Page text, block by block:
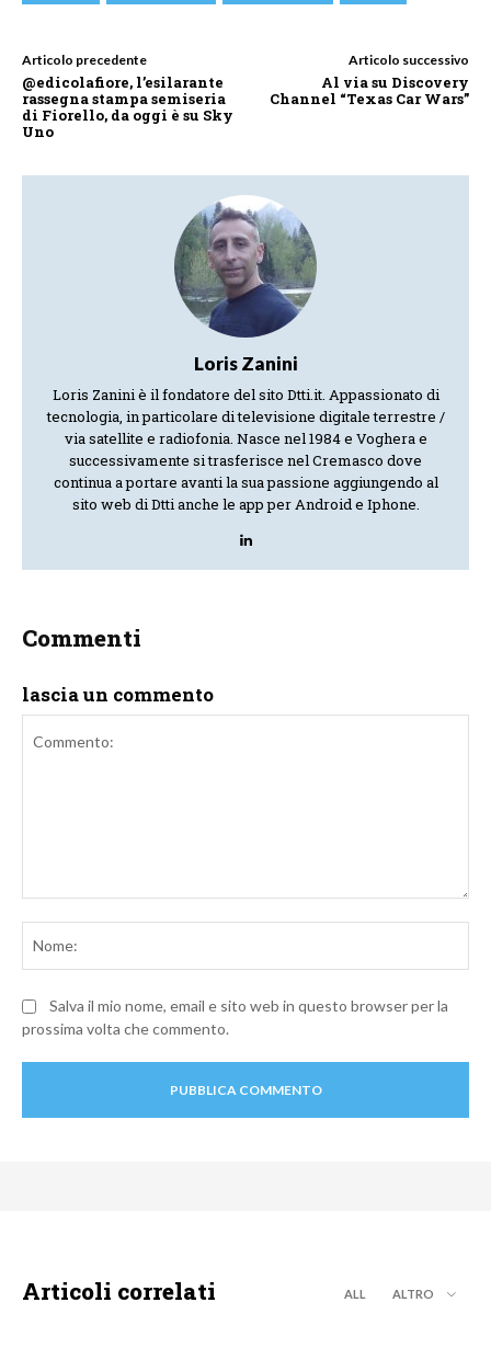
Articolo precedente
@edicolafiore, l’esilarante
rassegna stampa semiseria
di Fiorello, da oggi è su Sky
Uno
Articolo successivo
Al via su Discovery
Channel “Texas Car Wars”
Loris Zanini
Loris Zanini è il fondatore del sito Dtti.it. Appassionato di
tecnologia, in particolare di televisione digitale terrestre /
via satellite e radiofonia. Nasce nel 1984 e Voghera e
successivamente si trasferisce nel Cremasco dove
continua a portare avanti la sua passione aggiungendo al
sito web di Dtti anche le app per Android e Iphone.
Commenti
lascia un commento
Salva il mio nome, email e sito web in questo browser per la
prossima volta che commento.
Articoli correlati ALL ALTRO